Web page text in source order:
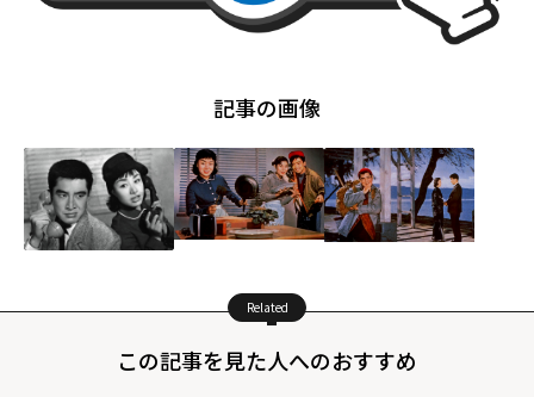
記事の画像
Related
この記事を見た人へのおすすめ